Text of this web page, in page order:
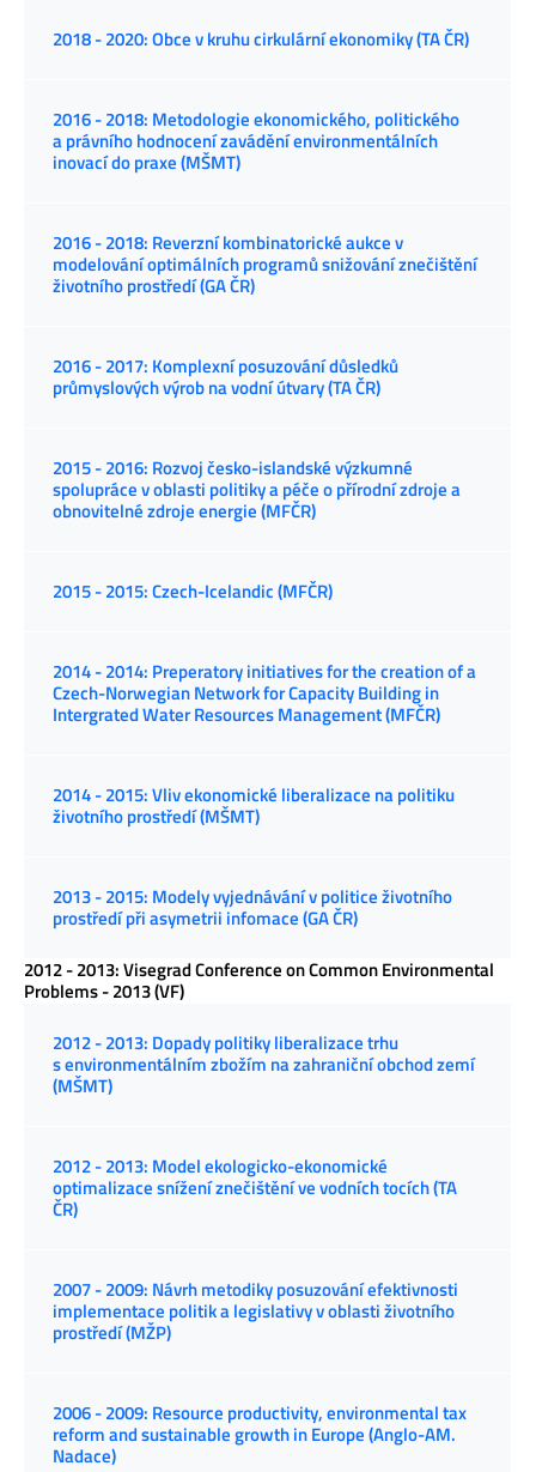
2018 - 2020: Obce v kruhu cirkulární ekonomiky (TA ČR)
2016 - 2018: Metodologie ekonomického, politického
a právního hodnocení zavádění environmentálních
inovací do praxe (MŠMT)
2016 - 2018: Reverzní kombinatorické aukce v
modelování optimálních programů snižování znečištění
životního prostředí (GA ČR)
2016 - 2017: Komplexní posuzování důsledků
průmyslových výrob na vodní útvary (TA ČR)
2015 - 2016: Rozvoj česko-islandské výzkumné
spolupráce v oblasti politiky a péče o přírodní zdroje a
obnovitelné zdroje energie (MFČR)
2015 - 2015: Czech-Icelandic (MFČR)
2014 - 2014: Preperatory initiatives for the creation of a
Czech-Norwegian Network for Capacity Building in
Intergrated Water Resources Management (MFČR)
2014 - 2015: Vliv ekonomické liberalizace na politiku
životního prostředí (MŠMT)
2013 - 2015: Modely vyjednávání v politice životního
prostředí při asymetrii infomace (GA ČR)
2012 - 2013: Visegrad Conference on Common Environmental
Problems - 2013 (VF)
2012 - 2013: Dopady politiky liberalizace trhu
s environmentálním zbožím na zahraniční obchod zemí
(MŠMT)
2012 - 2013: Model ekologicko-ekonomické
optimalizace snížení znečištění ve vodních tocích (TA
ČR)
2007 - 2009: Návrh metodiky posuzování efektivnosti
implementace politik a legislativy v oblasti životního
prostředí (MŽP)
2006 - 2009: Resource productivity, environmental tax
reform and sustainable growth in Europe (Anglo-AM.
Nadace)